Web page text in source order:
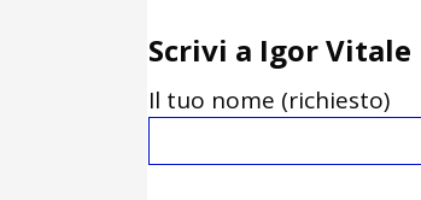
Scrivi a Igor Vitale
Il tuo nome (richiesto)